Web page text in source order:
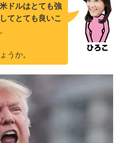
米ドルはとても強
てとても良いこ
うか。